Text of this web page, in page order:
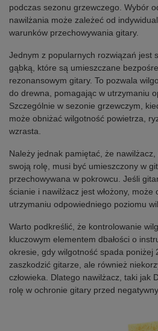
podczas sezonu grzewczego. Wybór
nawilżania może zależeć od
warunków przechowywania gitary.
Jednym z popularnych rozwiązań jest
gąbką, które są umieszczane
rezonansowym gitary. To pozwala
do drewna, pomagając w utrzymaniu
Szczególnie w sezonie grzewczym,
może obniżać wilgotność powietrza,
wzrasta.
Należy jednak pamiętać, że nawilżacz,
swoją rolę, musi być umieszczony w
przechowywana w pokrowcu. Jeśli
ścianie i nawilżacz jest włożony,
utrzymaniu odpowiedniego poziomu
Warto podkreślić, że kontrolowanie
kluczowym elementem dbałości o
okresie, gdy wilgotność spada poniżej
zaszkodzić gitarze, ale również
człowieka. Dlatego nawilżacz, taki jak
rolę w ochronie gitary przed